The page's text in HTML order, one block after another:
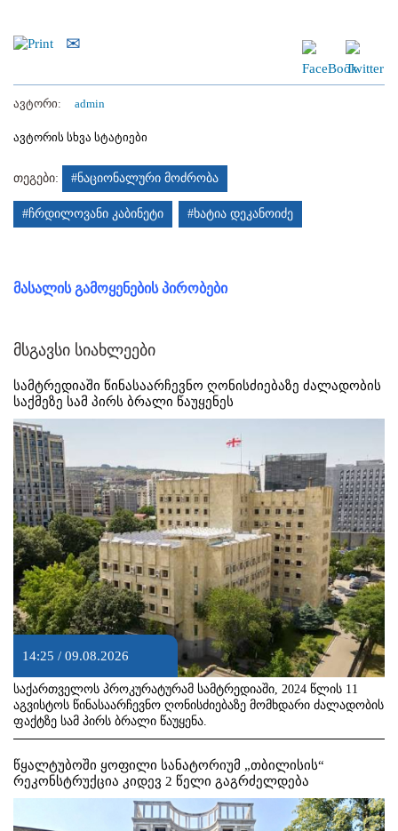
ავტორი: admin
ავტორის სხვა სტატიები
თეგები: #ნაციონალური მოძრობა
#ჩრდილოვანი კაბინეტი #ხატია დეკანოიძე
მასალის გამოყენების პირობები
მსგავსი სიახლეები
სამტრედიაში წინასაარჩევნო ღონისძიებაზე ძალადობის
საქმეზე სამ პირს ბრალი წაუყენეს
14:25 / 09.08.2026
საქართველოს პროკურატურამ სამტრედიაში, 2024 წლის 11
აგვისტოს წინასაარჩევნო ღონისძიებაზე მომხდარი ძალადობის
ფაქტზე სამ პირს ბრალი წაუყენა.
წყალტუბოში ყოფილი სანატორიუმ „თბილისის“
რეკონსტრუქცია კიდევ 2 წელი გაგრძელდება